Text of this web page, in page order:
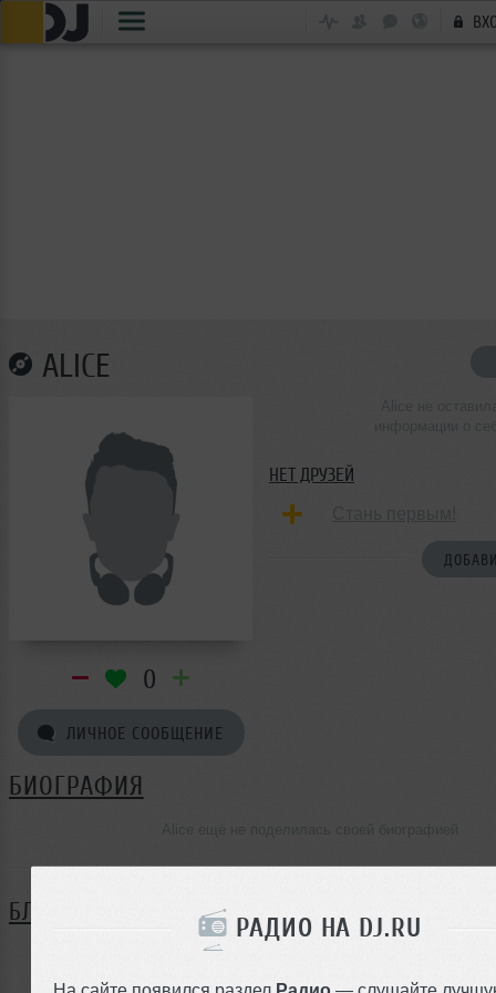
РАДИО НА DJ.RU
На сайте появился раздел Радио — слушайте
ALICE
0
ЛИЧНОЕ СООБЩЕНИЕ
НЕТ ДРУЗЕЙ
БИОГРАФИЯ
БЛОГ